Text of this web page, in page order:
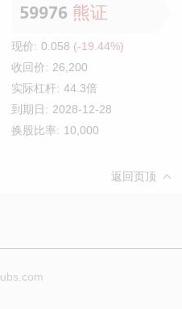
59976 熊证
现价: 0.058 (-19.44%)
收回价: 26,200
实际杠杆: 44.3倍
到期日: 2028-12-28
换股比率: 10,000
返回页顶
ubs.com